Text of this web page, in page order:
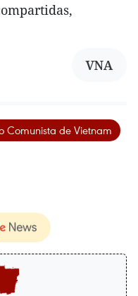
VNA
Comunista de Vietnam